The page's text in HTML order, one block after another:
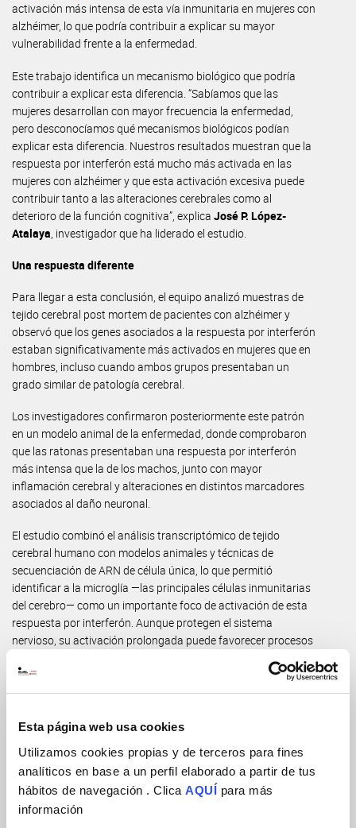
Esta página web usa cookies
Utilizamos cookies propias y de terceros para fines
analíticos en base a un perfil elaborado a partir de tus
hábitos de navegación . Clica AQUÍ para más
información
activación más intensa de esta vía inmunitaria en mujeres con
alzhéimer, lo que podría contribuir a explicar su mayor
vulnerabilidad frente a la enfermedad.
Este trabajo identifica un mecanismo biológico que podría
contribuir a explicar esta diferencia. “Sabíamos que las
mujeres desarrollan con mayor frecuencia la enfermedad,
pero desconocíamos qué mecanismos biológicos podían
explicar esta diferencia. Nuestros resultados muestran que la
respuesta por interferón está mucho más activada en las
mujeres con alzhéimer y que esta activación excesiva puede
contribuir tanto a las alteraciones cerebrales como al
deterioro de la función cognitiva”, explica José P. López-
Atalaya , investigador que ha liderado el estudio.
Una respuesta diferente
Para llegar a esta conclusión, el equipo analizó muestras de
tejido cerebral post mortem de pacientes con alzhéimer y
observó que los genes asociados a la respuesta por interferón
estaban significativamente más activados en mujeres que en
hombres, incluso cuando ambos grupos presentaban un
grado similar de patología cerebral.
Los investigadores confirmaron posteriormente este patrón
en un modelo animal de la enfermedad, donde comprobaron
que las ratonas presentaban una respuesta por interferón
más intensa que la de los machos, junto con mayor
inflamación cerebral y alteraciones en distintos marcadores
asociados al daño neuronal.
El estudio combinó el análisis transcriptómico de tejido
cerebral humano con modelos animales y técnicas de
secuenciación de ARN de célula única, lo que permitió
identificar a la microglía —las principales células inmunitarias
del cerebro— como un importante foco de activación de esta
respuesta por interferón. Aunque protegen el sistema
nervioso, su activación prolongada puede favorecer procesos
inflamatorios que alteran la función neuronal: “Nuestros
datos refuerzan la idea de que la neuroinflamación
desempeña un papel central en la progresión de la
primera autora del estudio.